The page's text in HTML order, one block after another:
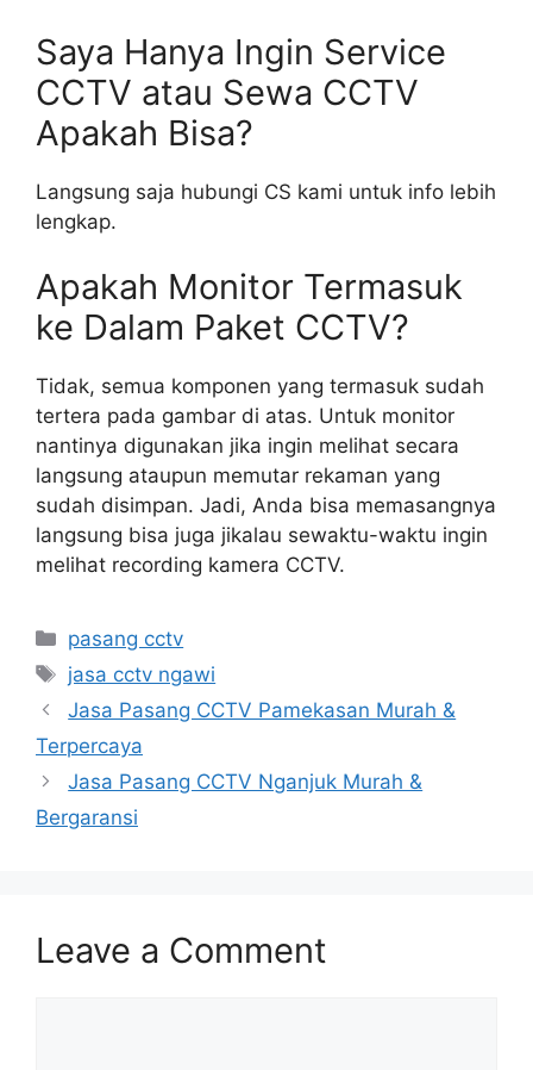
Saya Hanya Ingin Service
CCTV atau Sewa CCTV
Apakah Bisa?
Langsung saja hubungi CS kami untuk info lebih
lengkap.
Apakah Monitor Termasuk
ke Dalam Paket CCTV?
Tidak, semua komponen yang termasuk sudah
tertera pada gambar di atas. Untuk monitor
nantinya digunakan jika ingin melihat secara
langsung ataupun memutar rekaman yang
sudah disimpan. Jadi, Anda bisa memasangnya
langsung bisa juga jikalau sewaktu-waktu ingin
melihat recording kamera CCTV.
Categories
pasang cctv
Tags
jasa cctv ngawi
Jasa Pasang CCTV Pamekasan Murah &
Terpercaya
Jasa Pasang CCTV Nganjuk Murah &
Bergaransi
Leave a Comment